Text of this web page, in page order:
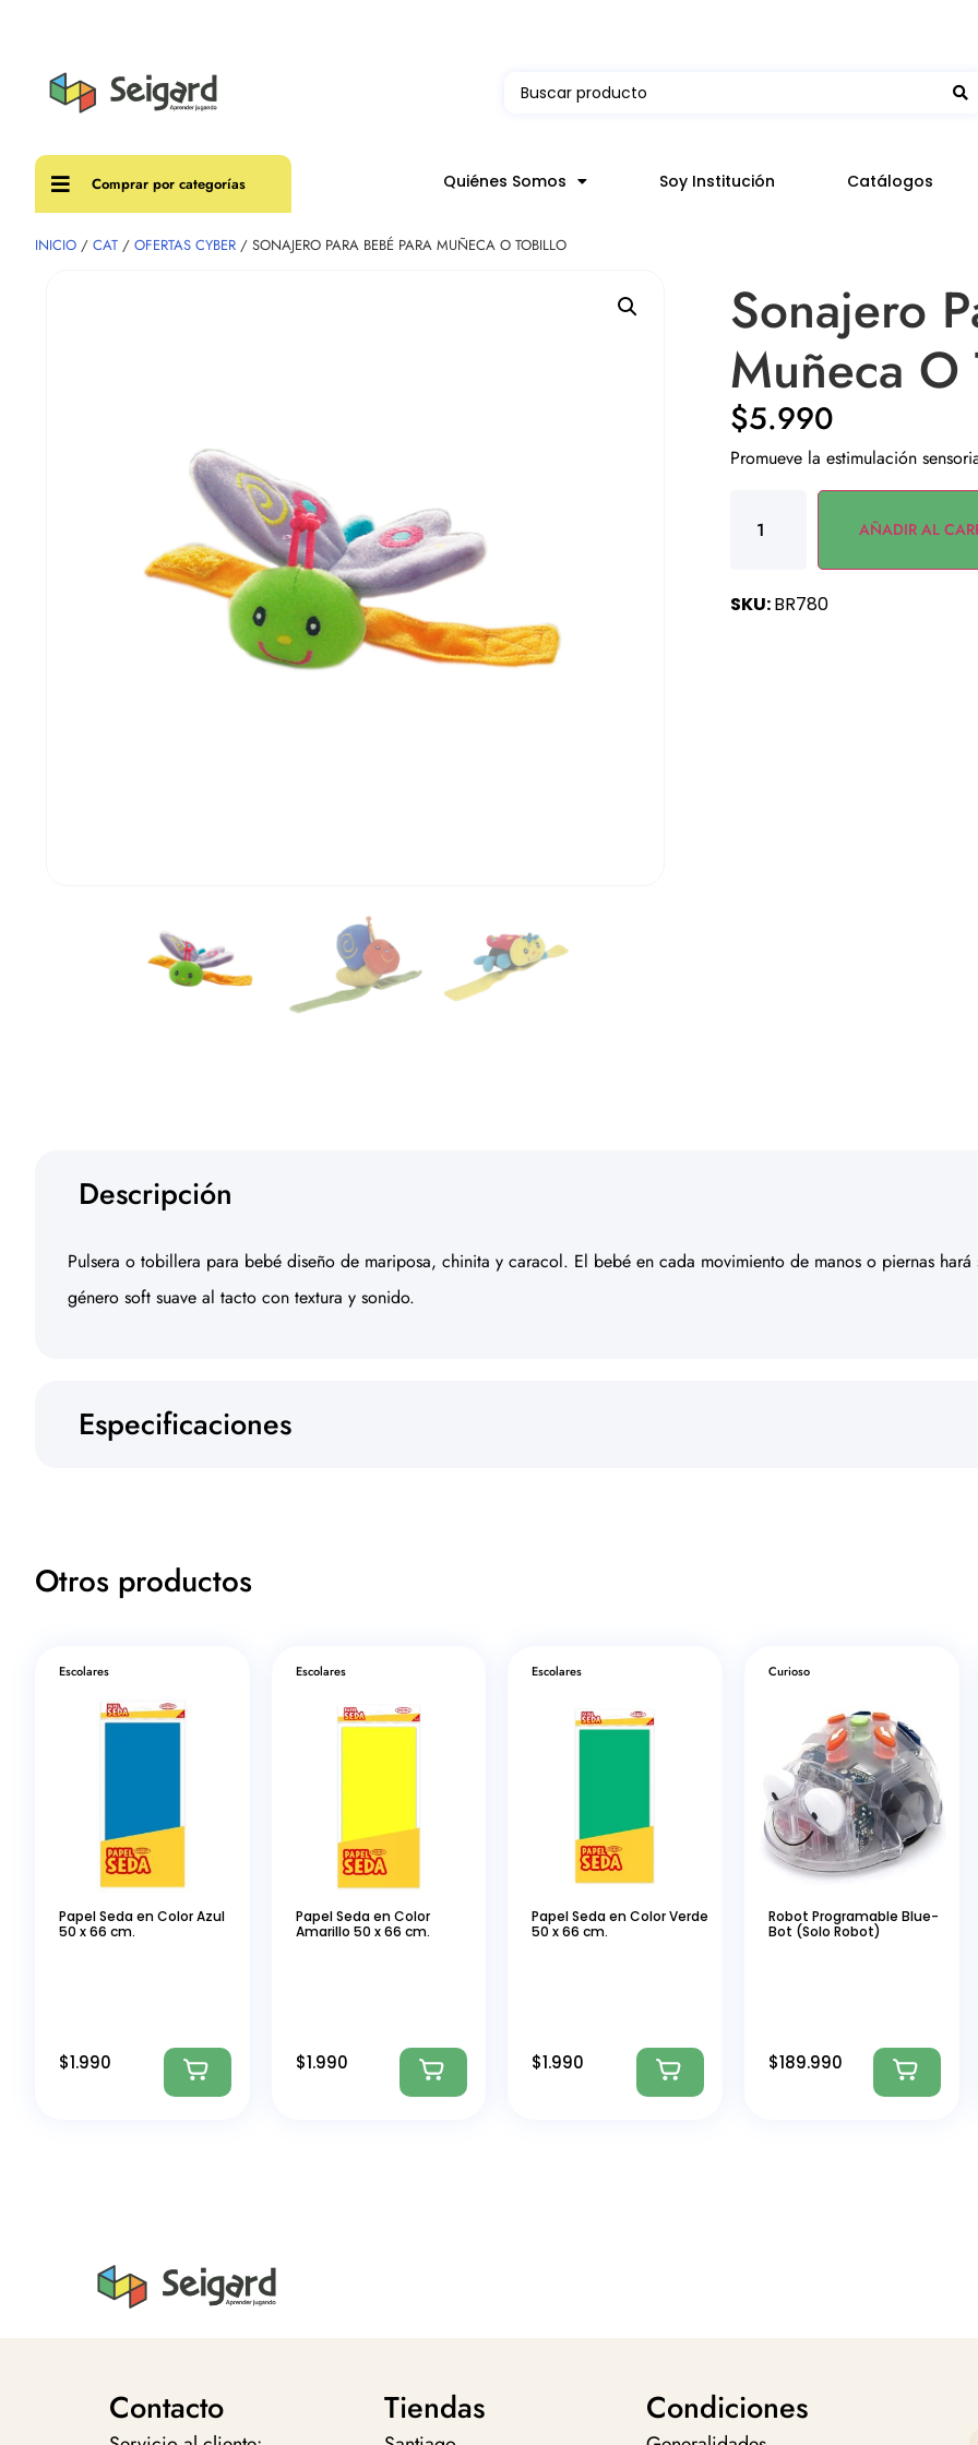
Comprar por categorías Quiénes Somos Soy Institución Catálogos
INICIO / CAT / OFERTAS CYBER / SONAJERO PARA BEBÉ PARA MUÑECA O TOBILLO
Sonajero
Muñeca O
$5.990
Promueve la estimulación
AÑADIR AL
SKU:BR780
Descripción
Pulsera o tobillera para bebé diseño de mariposa, chinita y caracol. El bebé en cada movimiento de manos o piernas
género soft suave al tacto con textura y sonido.
Especificaciones
Otros productos
Escolares
Papel Seda en Color Azul
50 x 66 cm.
$1.990
Escolares
Papel Seda en Color
Amarillo 50 x 66 cm.
$1.990
Escolares
Papel Seda en Color Verde
50 x 66 cm.
$1.990
Curioso
Robot Programable Blue-
Bot (Solo Robot)
$189.990
Contacto Tiendas Condiciones